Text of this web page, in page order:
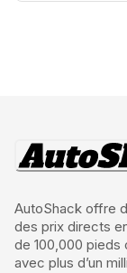
AutoShack offre
des prix directs
de 100,000 pieds
avec plus d’un